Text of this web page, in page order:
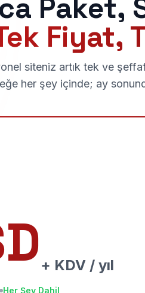
Paket,
Fiyat,
siteniz artık tek ve
her şey içinde; ay
+ KDV / yıl
Her Şey Dahil